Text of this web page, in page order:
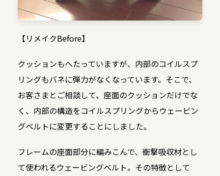
【リメイクBefore】
クッションもへたっていますが、内部のコイルスプ
リングもバネに弾力がなくなっています。そこで、
お客さまとご相談して、座面のクッションだけでな
く、内部の構造をコイルスプリングからウェービン
グベルトに変更することにしました。
フレームの座面部分に編みこんで、衝撃吸収材とし
て使われるウェービングベルト。その特徴として